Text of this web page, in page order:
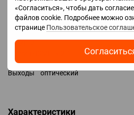
«Согласиться», чтобы дать
файлов cookie. Подробнее можно
странице Пользовательское
Bixby
Разъемы
Входы USB 2 шт
HDMI 4 шт
Технологии HDMI ALLM, eARC, CEC,
Выходы оптический
Характеристики